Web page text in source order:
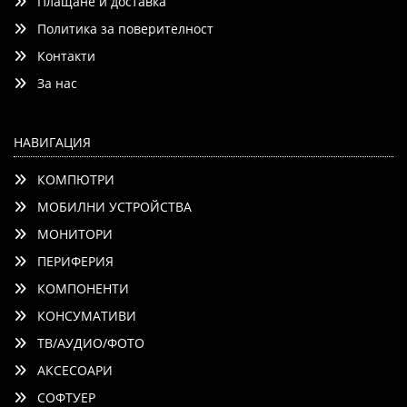
Политика за поверителност
Контакти
За нас
НАВИГАЦИЯ
КОМПЮТРИ
МОБИЛНИ УСТРОЙСТВА
МОНИТОРИ
ПЕРИФЕРИЯ
КОМПОНЕНТИ
КОНСУМАТИВИ
ТВ/АУДИО/ФОТО
АКСЕСОАРИ
СОФТУЕР